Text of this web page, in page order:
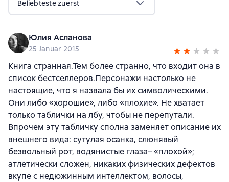
Beliebteste zuerst
Юлия Асланова
25 Januar 2015
Книга странная.Тем более странно, что входит она в
список бестселлеров.Персонажи настолько не
настоящие, что я назвала бы их символическими.
Они либо «хорошие», либо «плохие». Не хватает
только таблички на лбу, чтобы не перепутали.
Впрочем эту табличку сполна заменяет описание их
внешнего вида: сутулая осанка, слюнявый
безвольный рот, водянистые глаза– «плохой»;
атлетически сложен, никаких физических дефектов
вкупе с недюжинным интеллектом, волосы,